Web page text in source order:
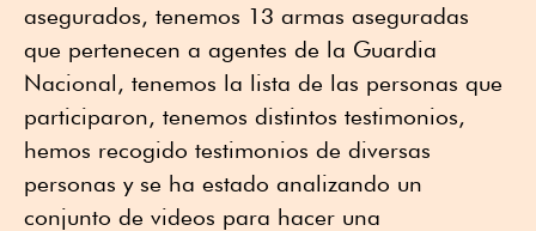
asegurados, tenemos 13 armas aseguradas
que pertenecen a agentes de la Guardia
Nacional, tenemos la lista de las personas que
participaron, tenemos distintos testimonios,
hemos recogido testimonios de diversas
personas y se ha estado analizando un
conjunto de videos para hacer una